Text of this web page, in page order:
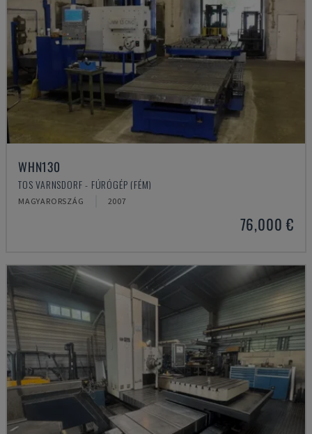
WHN130
TOS VARNSDORF - FÚRÓGÉP (FÉM)
MAGYARORSZÁG 2007
76,000 €